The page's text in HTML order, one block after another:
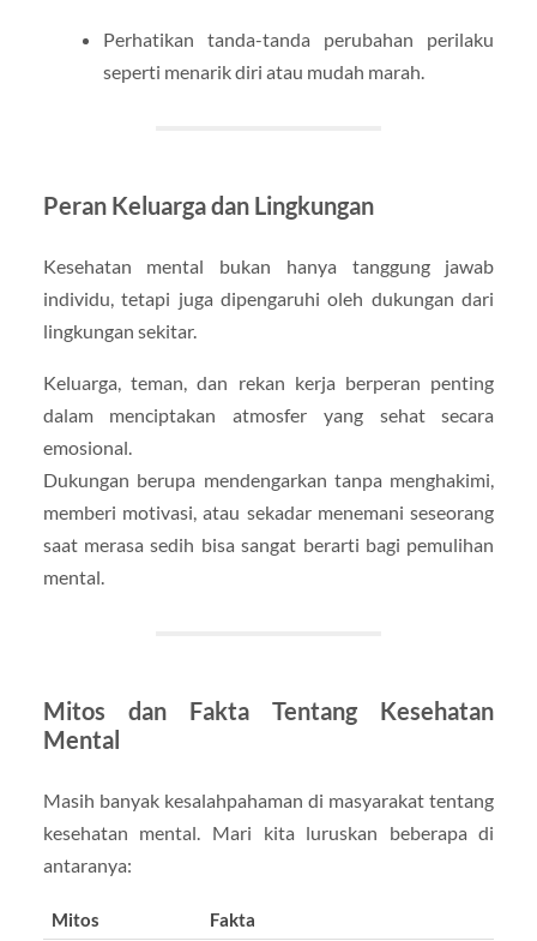
Perhatikan tanda-tanda perubahan perilaku
seperti menarik diri atau mudah marah.
Peran Keluarga dan Lingkungan
Kesehatan mental bukan hanya tanggung jawab
individu, tetapi juga dipengaruhi oleh dukungan dari
lingkungan sekitar.
Keluarga, teman, dan rekan kerja berperan penting
dalam menciptakan atmosfer yang sehat secara
emosional.
Dukungan berupa mendengarkan tanpa menghakimi,
memberi motivasi, atau sekadar menemani seseorang
saat merasa sedih bisa sangat berarti bagi pemulihan
mental.
Mitos dan Fakta Tentang Kesehatan
Mental
Masih banyak kesalahpahaman di masyarakat tentang
kesehatan mental. Mari kita luruskan beberapa di
antaranya:
Mitos
Fakta